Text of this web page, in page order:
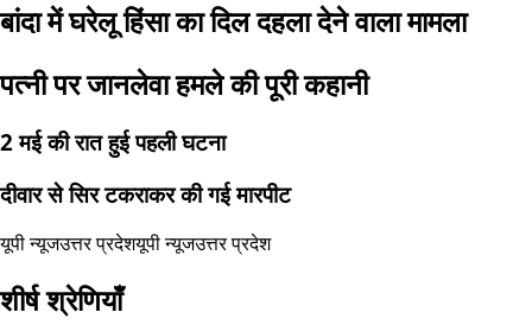
बांदा में घरेलू हिंसा का दिल दहला देने वाला मामला
पत्नी पर जानलेवा हमले की पूरी कहानी
2 मई की रात हुई पहली घटना
दीवार से सिर टकराकर की गई मारपीट
यूपी न्यूजउत्तर प्रदेशयूपी न्यूजउत्तर प्रदेश
शीर्ष श्रेणियाँ